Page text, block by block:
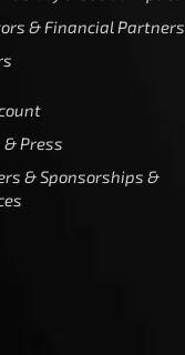
& Financial Partners
Press
& Sponsorships &